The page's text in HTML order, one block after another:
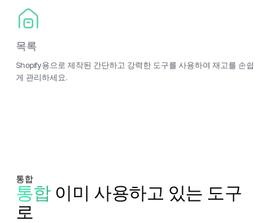
목록
Shopify용으로 제작된 간단하고 강력한 도구를 사용하여 재고를 손쉽
게 관리하세요.
통합
통합이미 사용하고 있는 도구
로